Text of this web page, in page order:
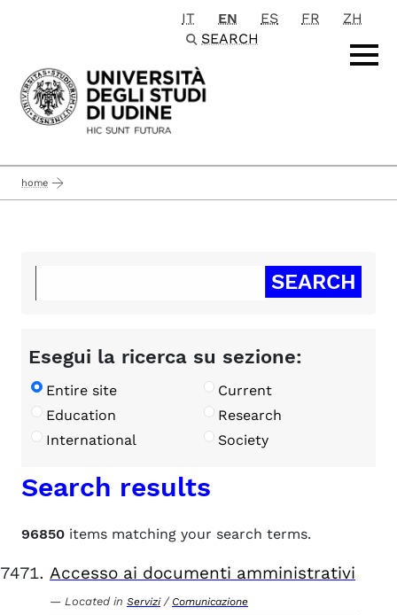
Passa al contenuto principale
IT EN ES FR
ZH
SEARCH
home
Esegui la ricerca su sezione:
Entire site
Current
Education
Research
International
Society
Search results
96850 items matching your search terms.
Accesso ai documenti amministrativi
Located in Servizi / Comunicazione